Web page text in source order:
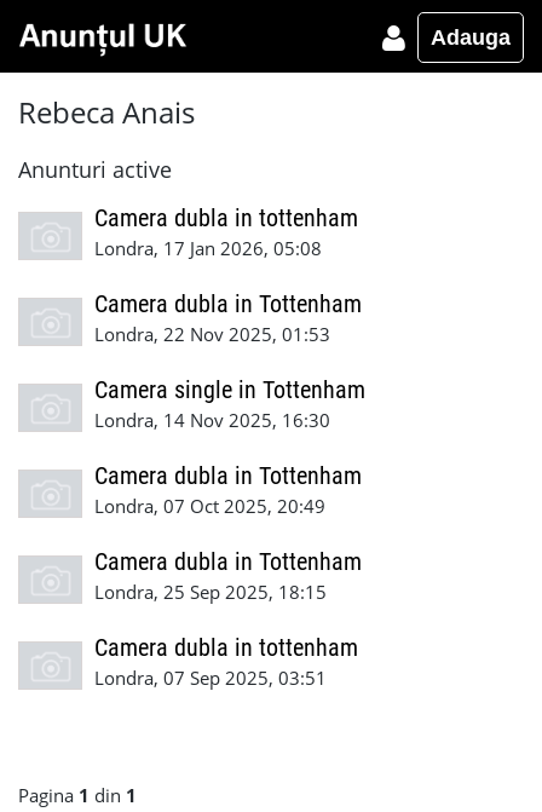
Adauga
Rebeca Anais
Anunturi active
Camera dubla in tottenham
Londra, 17 Jan 2026, 05:08
Camera dubla in Tottenham
Londra, 22 Nov 2025, 01:53
Camera single in Tottenham
Londra, 14 Nov 2025, 16:30
Camera dubla in Tottenham
Londra, 07 Oct 2025, 20:49
Camera dubla in Tottenham
Londra, 25 Sep 2025, 18:15
Camera dubla in tottenham
Londra, 07 Sep 2025, 03:51
Pagina 1 din 1